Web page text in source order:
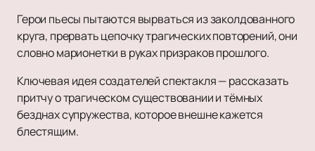
Герои пьесы пытаются вырваться из заколдованного
круга, прервать цепочку трагических повторений, они
словно марионетки в руках призраков прошлого.
Ключевая идея создателей спектакля — рассказать
притчу о трагическом существовании и тёмных
безднах супружества, которое внешне кажется
блестящим.